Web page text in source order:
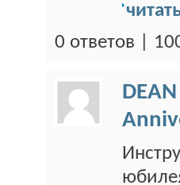
0 ответов |
DEAN